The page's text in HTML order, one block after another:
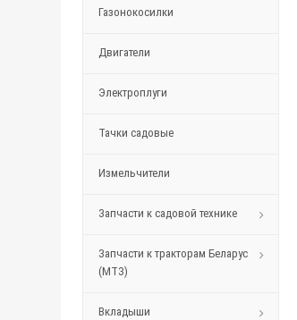
Газонокосилки
Двигатели
Электроплуги
Тачки садовые
Измельчители
Запчасти к садовой технике
Запчасти к тракторам Беларус
(МТЗ)
Вкладыши